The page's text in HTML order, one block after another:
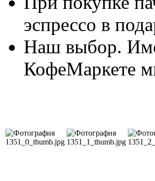
эспрессо в
Наш выбор.
КофеМаркете